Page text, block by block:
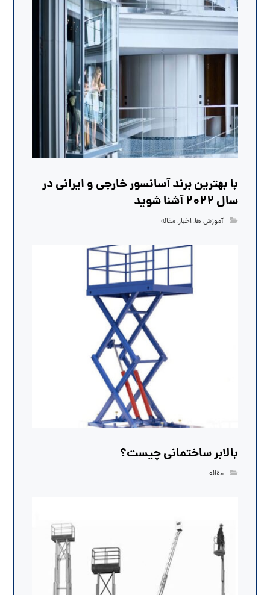
با بهترین برند آسانسور خارجی و ایرانی در
سال 2022 آشنا شوید
آموزش ها,اخبار,مقاله
بالابر ساختمانی چیست؟
مقاله